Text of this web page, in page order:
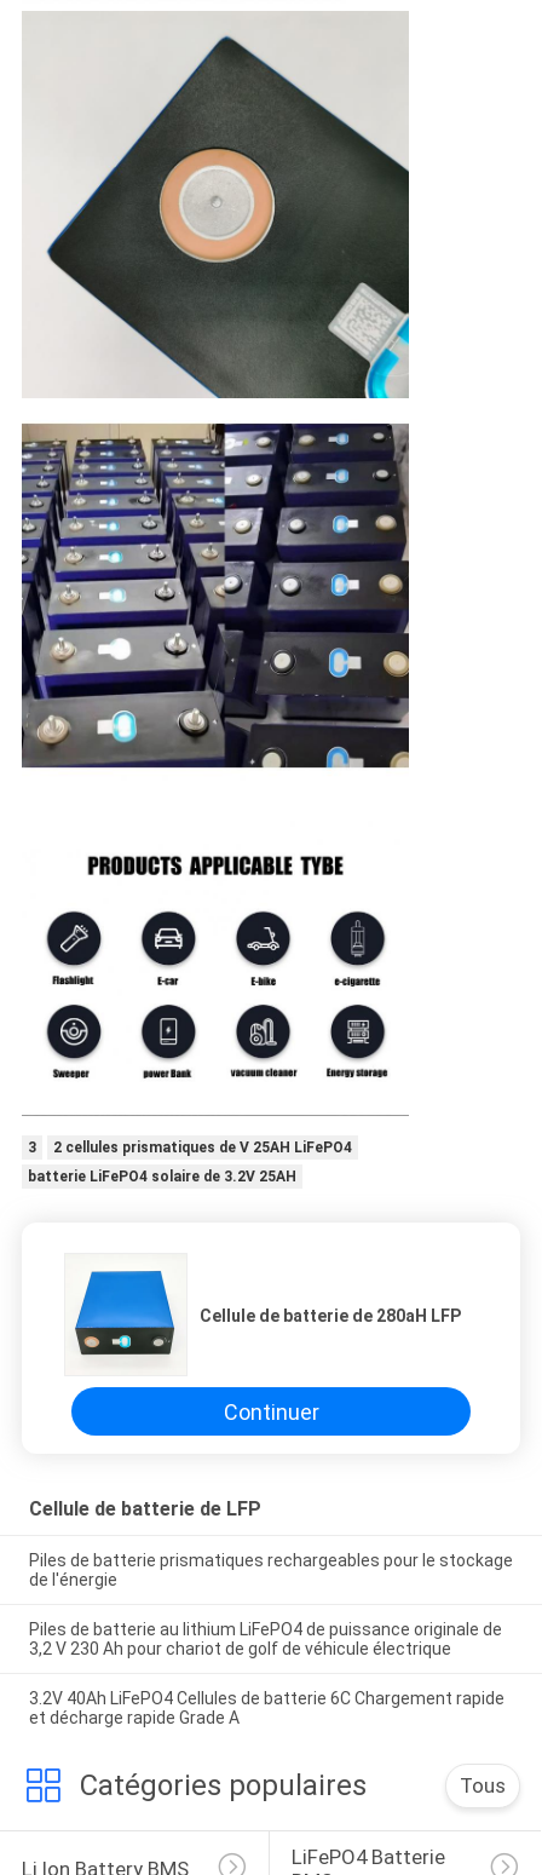
3
2 cellules prismatiques de V 25AH LiFePO4
batterie LiFePO4 solaire de 3.2V 25AH
Cellule de batterie de 280aH LFP
Continuer
Cellule de batterie de LFP
Piles de batterie prismatiques rechargeables pour le stockage
de l'énergie
Piles de batterie au lithium LiFePO4 de puissance originale de
3,2 V 230 Ah pour chariot de golf de véhicule électrique
3.2V 40Ah LiFePO4 Cellules de batterie 6C Chargement rapide
et décharge rapide Grade A
Catégories populaires Tous
Li Ion Battery BMS
LiFePO4 Batterie